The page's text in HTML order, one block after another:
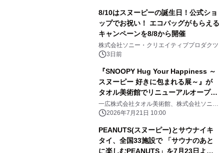
8/10はスヌーピーの誕生日！公式ショ
ップでお祝い！ エコバッグがもらえる
キャンペーンを8/8から開催
株式会社ソニー・クリエイティブプロダクツ
3日前
『SNOOPY Hug Your Happiness ～
スヌーピー 好きに包まれる展～』が
タオル美術館でリニューアルオープ
ン！
一広株式会社タオル美術館、株式会社ソニ
ー・クリエイティブプロダクツ
2026年7月21日 10:00
PEANUTS(スヌーピー)とサウナイキ
タイ、全国33施設で 「サウナのあと
に楽しむPEANUTS」を7月23日より